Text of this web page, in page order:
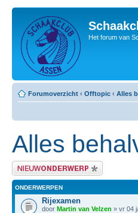
Het forum van
Forumoverzicht ‹ Offtopic ‹ Alles
Alles
Plaats een nieuw bericht
ONDERWERPEN
Rijexamen
door Martin van Velzen » vr 04